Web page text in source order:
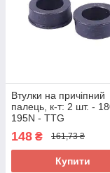
Втулки на причіпний
палець, к-т: 2 шт. -
195N - TTG
148 ₴ 161,73 ₴
Купити